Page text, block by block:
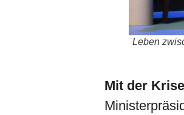
Leben
Mit der